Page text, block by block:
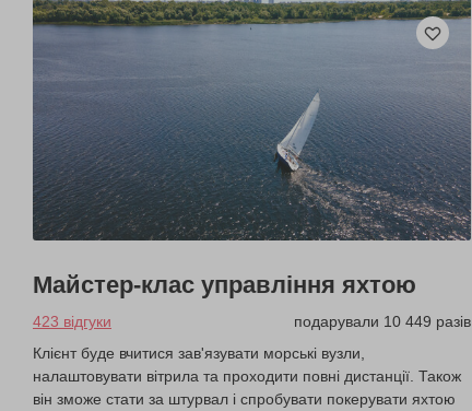
Майстер-клас управління яхтою
423 відгуки
подарували 10 449 разів
Клієнт буде вчитися зав'язувати морські вузли,
налаштовувати вітрила та проходити повні дистанції. Також
він зможе стати за штурвал і спробувати покерувати яхтою